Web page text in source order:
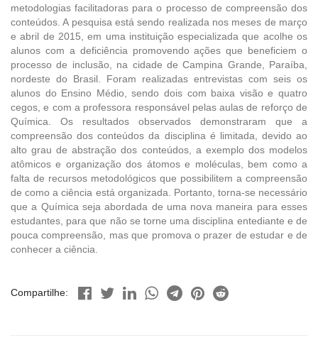
metodologias facilitadoras para o processo de compreensão dos
conteúdos. A pesquisa está sendo realizada nos meses de março
e abril de 2015, em uma instituição especializada que acolhe os
alunos com a deficiência promovendo ações que beneficiem o
processo de inclusão, na cidade de Campina Grande, Paraíba,
nordeste do Brasil. Foram realizadas entrevistas com seis os
alunos do Ensino Médio, sendo dois com baixa visão e quatro
cegos, e com a professora responsável pelas aulas de reforço de
Química. Os resultados observados demonstraram que a
compreensão dos conteúdos da disciplina é limitada, devido ao
alto grau de abstração dos conteúdos, a exemplo dos modelos
atômicos e organização dos átomos e moléculas, bem como a
falta de recursos metodológicos que possibilitem a compreensão
de como a ciência está organizada. Portanto, torna-se necessário
que a Química seja abordada de uma nova maneira para esses
estudantes, para que não se torne uma disciplina entediante e de
pouca compreensão, mas que promova o prazer de estudar e de
conhecer a ciência.
Compartilhe: